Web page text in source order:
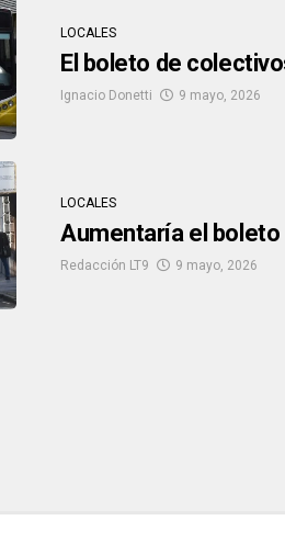
LOCALES
El boleto de
Ignacio Donetti 9 mayo, 2026
LOCALES
Aumentaría el boleto
Redacción LT9 9 mayo, 2026